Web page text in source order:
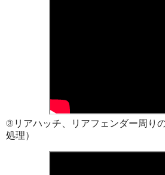
③リアハッチ、リアフェンダー周り
処理）